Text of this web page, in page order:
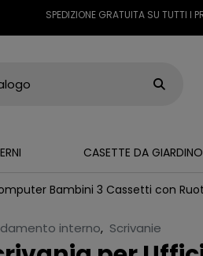
SPEDIZIONE GRATUITA SU TUTTI I
CASETTE DA GIARDINO
Bambini 3 Cassetti con
interno, Scrivanie